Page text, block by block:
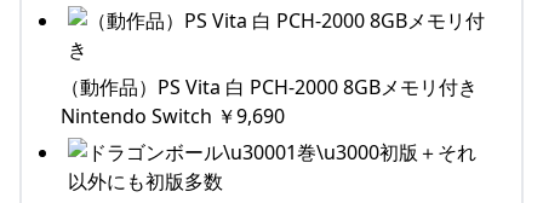
（動作品）PS Vita 白 PCH-2000 8GBメモリ付き
Nintendo Switch ￥9,690